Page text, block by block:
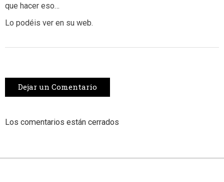
que hacer eso…
Lo podéis ver en su web.
Dejar un Comentario
Los comentarios están cerrados